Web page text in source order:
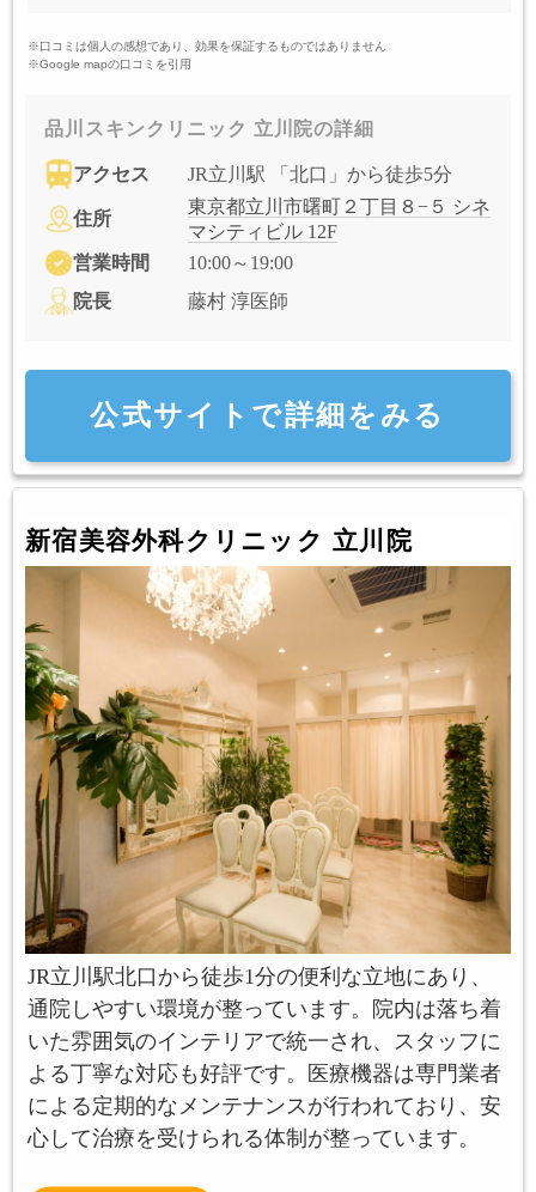
※口コミは個人の感想であり、効果を保証するものではありません
※Google mapの口コミを引用
品川スキンクリニック 立川院の詳細
アクセス JR立川駅 「北口」から徒歩5分
住所
東京都立川市曙町２丁目８−５ シネ
マシティビル 12F
営業時間
10:00～19:00
院長
藤村 淳医師
公式サイトで詳細をみる
新宿美容外科クリニック 立川院
JR立川駅北口から徒歩1分の便利な立地にあり、
通院しやすい環境が整っています。院内は落ち着
いた雰囲気のインテリアで統一され、スタッフに
よる丁寧な対応も好評です。医療機器は専門業者
による定期的なメンテナンスが行われており、安
心して治療を受けられる体制が整っています。